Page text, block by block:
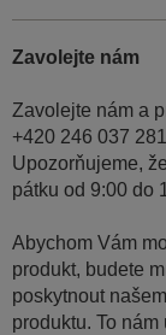
Zavolejte nám
Zavolejte nám a
+420 246 037 281
Upozorňujeme,
pátku od 9:00 do
Abychom Vám
produkt, budete
poskytnout
produktu. To